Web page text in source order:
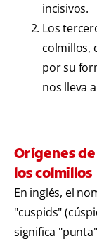
incisivos.
Los
colmillos,
por su
nos lleva
Orígenes
los colmillos
En inglés, el
"cuspids"
significa